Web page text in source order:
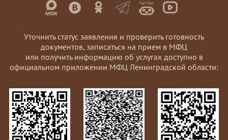
Уточнить статус заявления и проверить готовность
документов, записаться на прием в МФЦ
или получить информацию об услугах доступно в
официальном приложении МФЦ Ленинградской области: